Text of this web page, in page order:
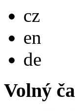
cz
en
de
Volný